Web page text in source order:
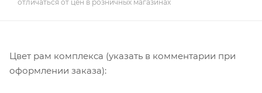
отличаться от цен в розничных магазинах
Цвет рам комплекса (указать в комментарии при
оформлении заказа):